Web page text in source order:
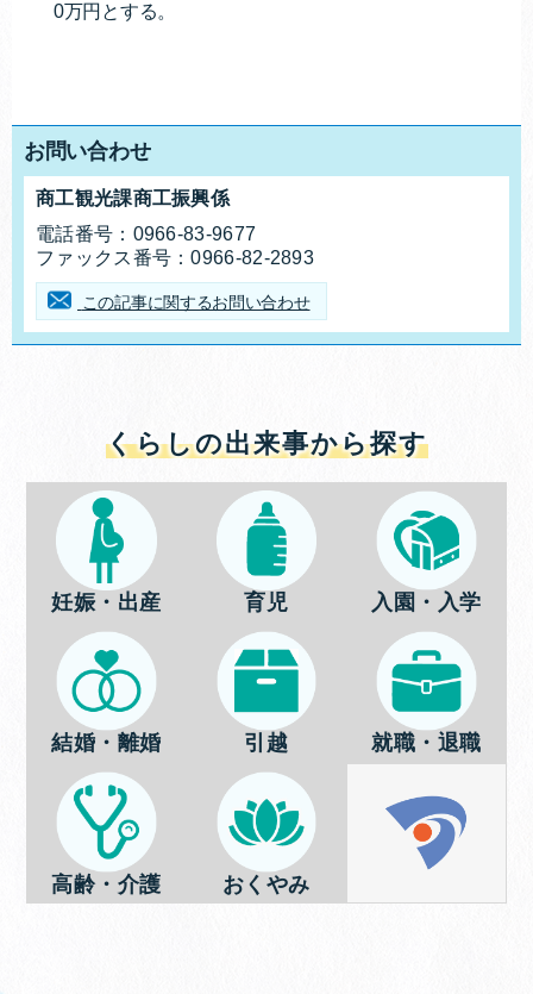
0万円とする。
お問い合わせ
お問合せ先
商工観光課商工振興係
電話番号： 0966-83-9677
ファックス番号：0966-82-2893
この記事に関するお問い合わせ
くらしの出来事から探す
妊娠・出産 育児 入園・入学
結婚・離婚 引越 就職・退職
高齢・介護 おくやみ